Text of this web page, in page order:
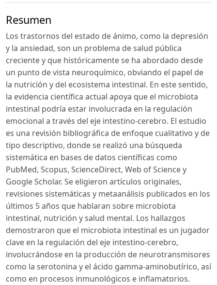
Resumen
Los trastornos del estado de ánimo, como la depresión
y la ansiedad, son un problema de salud pública
creciente y que históricamente se ha abordado desde
un punto de vista neuroquímico, obviando el papel de
la nutrición y del ecosistema intestinal. En este sentido,
la evidencia científica actual apoya que el microbiota
intestinal podría estar involucrada en la regulación
emocional a través del eje intestino-cerebro. El estudio
es una revisión bibliográfica de enfoque cualitativo y de
tipo descriptivo, donde se realizó una búsqueda
sistemática en bases de datos científicas como
PubMed, Scopus, ScienceDirect, Web of Science y
Google Scholar. Se eligieron artículos originales,
revisiones sistemáticas y metaanálisis publicados en los
últimos 5 años que hablaran sobre microbiota
intestinal, nutrición y salud mental. Los hallazgos
demostraron que el microbiota intestinal es un jugador
clave en la regulación del eje intestino-cerebro,
involucrándose en la producción de neurotransmisores
como la serotonina y el ácido gamma-aminobutírico, así
como en procesos inmunológicos e inflamatorios.